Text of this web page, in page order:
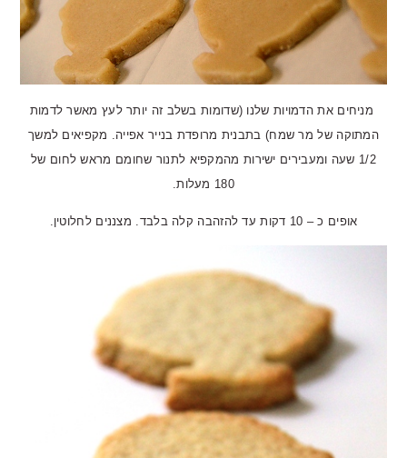
מניחים את הדמויות שלנו (שדומות בשלב זה יותר לעץ מאשר לדמות
המתוקה של מר שמח) בתבנית מרופדת בנייר אפייה.
מקפיאים למשך
1/2 שעה ומעבירים ישירות מהמקפיא לתנור שחומם מראש לחום של
180 מעלות.
אופים כ – 10 דקות עד להזהבה קלה בלבד. מצננים לחלוטין.